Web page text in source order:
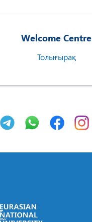
Welcome Centre
Толығырақ